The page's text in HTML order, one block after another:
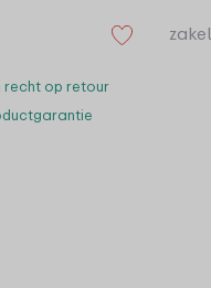
recht op retour